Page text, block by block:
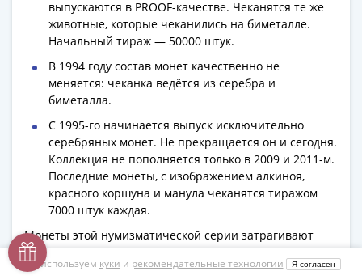
выпускаются в PROOF-качестве. Чеканятся те же
животные, которые чеканились на биметалле.
Начальный тираж — 50000 штук.
В 1994 году состав монет качественно не
меняется: чеканка ведётся из серебра и
биметалла.
С 1995-го начинается выпуск исключительно
серебряных монет. Не прекращается он и сегодня.
Коллекция не пополняется только в 2009 и 2011-м.
Последние монеты, с изображением алкиноя,
красного коршуна и манула чеканятся тиражом
7000 штук каждая.
Монеты этой нумизматической серии затрагивают
серьёзную проблему исчезновения животных и
одновременно завлекают увлекательными, а порой и